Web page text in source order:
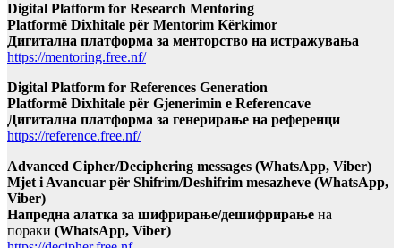
Digital Platform for Research Mentoring
Platformë Dixhitale për Mentorim Kërkimor
Дигитална платформа за менторство на истражувања
https://mentoring.free.nf/
Digital Platform for References Generation
Platformë Dixhitale për Gjenerimin e Referencave
Дигитална платформа за генерирање на референци
https://reference.free.nf/
Advanced Cipher/Deciphering messages (WhatsApp, Viber)
Mjet i Avancuar për Shifrim/Deshifrim mesazheve (WhatsApp,
Viber)
Напредна алатка за шифрирање/дешифрирање на
пораки (WhatsApp, Viber)